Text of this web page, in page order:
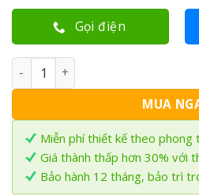
Gọi điện
Tủ thờ mẫu Bắc gỗ Gõ đỏ TTH-
MUA
Miễn phí thiết kế theo phong
Giá thành thấp hơn 30% với
Bảo hành 12 tháng, bảo trì